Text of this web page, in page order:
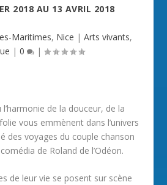
2018 AU 13 AVRIL 2018
Maritimes, Nice | Arts vivants,
| 0 |
de la douceur, de la
vous emmènent dans l’univers
des voyages du couple chanson
de Roland de l’Odéon.
de leur vie se posent sur scène